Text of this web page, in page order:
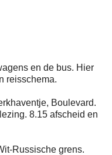
en de bus. Hier
reisschema.
Boulevard.
8.15 afscheid en
Russische grens.